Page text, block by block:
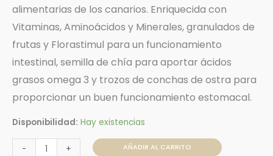
alimentarias de los canarios. Enriquecida con
Vitaminas, Aminoácidos y Minerales, granulados de
frutas y Florastimul para un funcionamiento
intestinal, semilla de chía para aportar ácidos
grasos omega 3 y trozos de conchas de ostra para
proporcionar un buen funcionamiento estomacal.
Disponibilidad: Hay existencias
- + AÑADIR AL CARRITO